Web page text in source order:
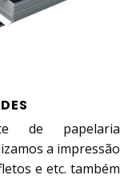
de papelaria
a impressão
e etc. também